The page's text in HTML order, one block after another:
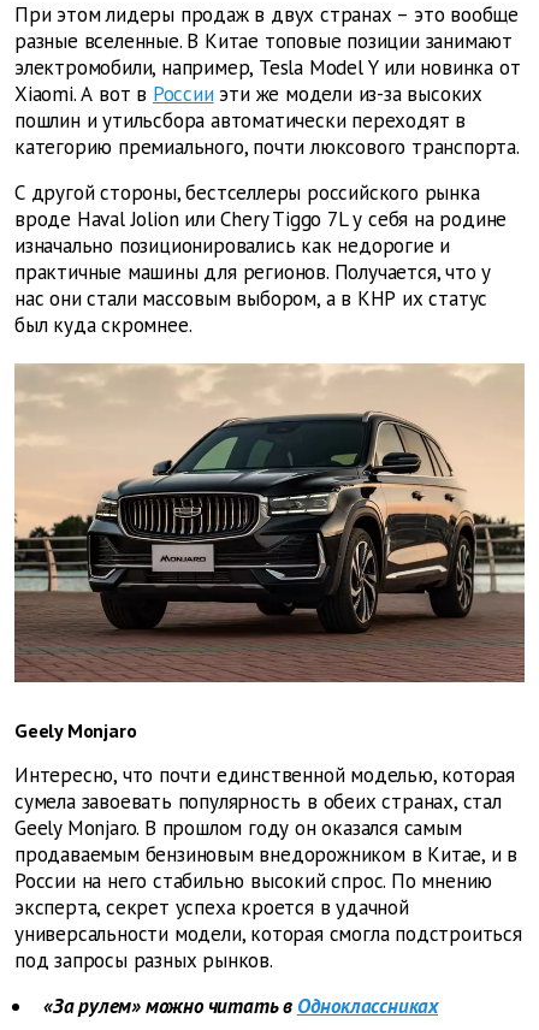
При этом лидеры продаж в двух странах – это вообще
разные вселенные. В Китае топовые позиции занимают
электромобили, например, Tesla Model Y или новинка от
Xiaomi. А вот в Россииэти же модели из-за высоких
пошлин и утильсбора автоматически переходят в
категорию премиального, почти люксового транспорта.
С другой стороны, бестселлеры российского рынка
вроде Haval Jolion или Chery Tiggo 7L у себя на родине
изначально позиционировались как недорогие и
практичные машины для регионов. Получается, что у
нас они стали массовым выбором, а в КНР их статус
был куда скромнее.
Geely Monjaro
Интересно, что почти единственной моделью, которая
сумела завоевать популярность в обеих странах, стал
Geely Monjaro. В прошлом году он оказался самым
продаваемым бензиновым внедорожником в Китае, и в
России на него стабильно высокий спрос. По мнению
эксперта, секрет успеха кроется в удачной
универсальности модели, которая смогла подстроиться
под запросы разных рынков.
«За рулем» можно читать в Одноклассниках